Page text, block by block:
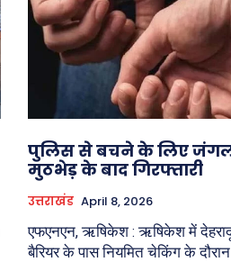
पुलिस से बचने के लिए
मुठभेड़ के बाद गिरफ्तारी
उत्तराखंड April 8, 2026
एफएनएन, ऋषिकेश : ऋषिकेश में
बैरियर के पास नियमित चेकिंग के दौरान